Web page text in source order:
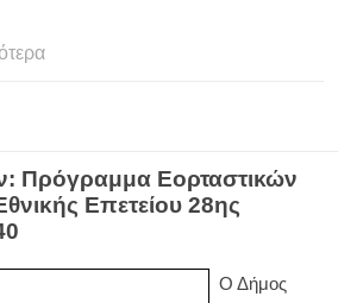
Πρόγραμμα Εορταστικών
Επετείου 28ης
Ο Δήμος